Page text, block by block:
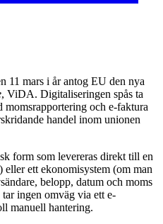
11 mars i år antog EU den nya
, ViDA. Digitaliseringen spås ta
momsrapportering och e-faktura
handel inom unionen
form som levereras direkt till en
ett ekonomisystem (om man
belopp, datum och moms
ingen omväg via ett e-
manuell hantering.